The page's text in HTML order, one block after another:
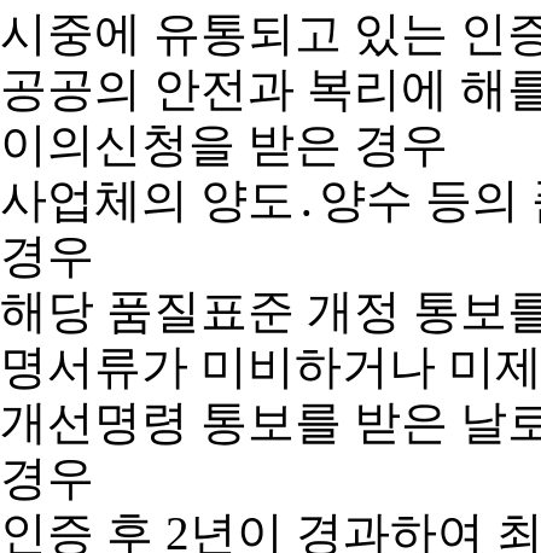
시중에 유통되고 있는 인
공공의 안전과 복리에 해
이의신청을 받은 경우
사업체의 양도․양수 등
경우
해당 품질표준 개정 통보
명서류가 미비하거나 미
개선명령 통보를 받은 날
경우
인증 후 2년이 경과하여